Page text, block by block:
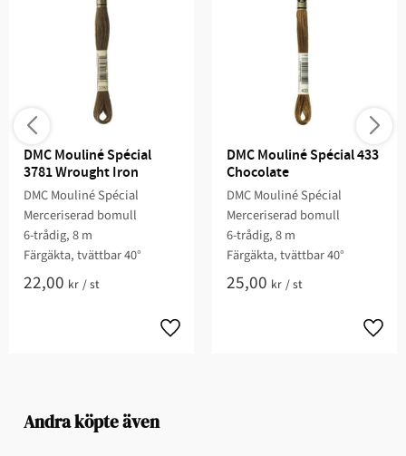
DMC Mouliné Spécial
3781 Wrought Iron
DMC Mouliné Spécial
Merceriserad bomull
6-trådig, 8 m
Färgäkta, tvättbar 40°
22,00 kr /st
DMC Mouliné Spécial 433
Chocolate
DMC Mouliné Spécial
Merceriserad bomull
6-trådig, 8 m
Färgäkta, tvättbar 40°
25,00 kr /st
Andra köpte även